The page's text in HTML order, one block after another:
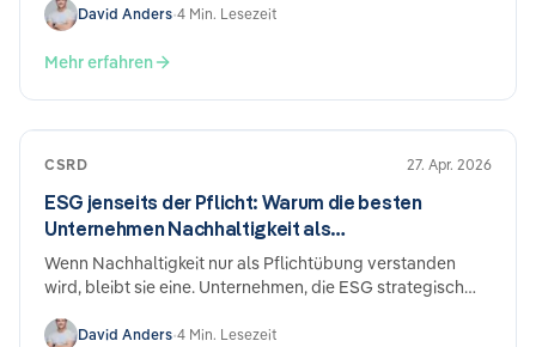
Ist es auch. Aber wer jetzt die Hände in den Schoß legt,
könnte das später bereuen.
David Anders•4 Min. Lesezeit
Mehr erfahren
CSRD 27. Apr. 2026
ESG jenseits der Pflicht: Warum die besten
Unternehmen Nachhaltigkeit als
Wettbewerbsvorteil nutzen
Wenn Nachhaltigkeit nur als Pflichtübung verstanden
wird, bleibt sie eine. Unternehmen, die ESG strategisch
konkreten Vorteilen – unabhängig davon, ob sie
David Anders•4 Min. Lesezeit